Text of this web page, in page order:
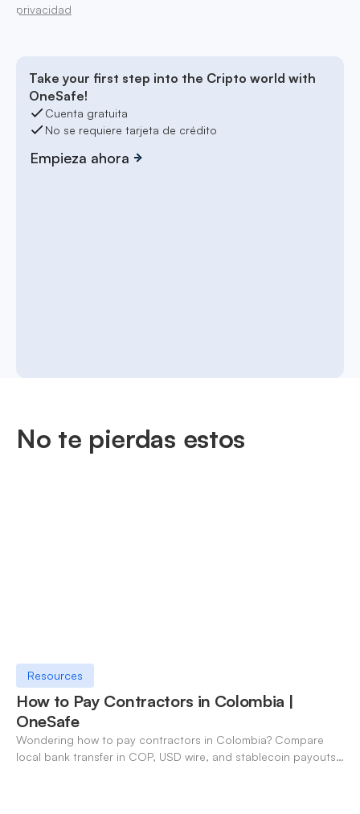
privacidad
Take your first step into the Cripto world with
OneSafe!
Cuenta gratuita
No se requiere tarjeta de crédito
Empieza ahora
No te pierdas estos
Resources
How to Pay Contractors in Colombia |
OneSafe
Wondering how to pay contractors in Colombia? Compare
local bank transfer in COP, USD wire, and stablecoin payouts.